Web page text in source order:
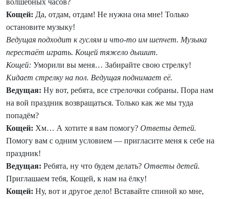
волшебных часов?
Кощей: Да, отдам, отдам! Не нужна она мне! Только
остановите музыку!
Ведущая подходит к гуслям и что-то им шепчет. Музыка
перестаёт играть. Кощей тяжело дышит.
Кощей: Уморили вы меня… Забирайте свою стрелку!
Кидает стрелку на пол. Ведущая поднимает её.
Ведущая: Ну вот, ребята, все стрелочки собраны. Пора нам
на вой праздник возвращаться. Только как же мы туда
попадём?
Кощей: Хм… А хотите я вам помогу? Ответы детей.
Помогу вам с одним условием — пригласите меня к себе на
праздник!
Ведущая: Ребята, ну что будем делать? Ответы детей.
Приглашаем тебя, Кощей, к нам на ёлку!
Кощей: Ну, вот и другое дело! Вставайте спиной ко мне,